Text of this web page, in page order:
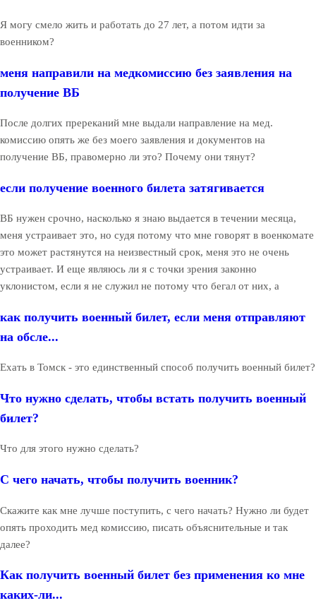
Я могу смело жить и работать до 27 лет, а потом идти за
военником?
меня направили на медкомиссию без заявления на
получение ВБ
После долгих пререканий мне выдали направление на мед.
комиссию опять же без моего заявления и документов на
получение ВБ, правомерно ли это? Почему они тянут?
если получение военного билета затягивается
ВБ нужен срочно, насколько я знаю выдается в течении месяца,
меня устраивает это, но судя потому что мне говорят в военкомате
это может растянутся на неизвестный срок, меня это не очень
устраивает. И еще являюсь ли я с точки зрения законно
уклонистом, если я не служил не потому что бегал от них, а
как получить военный билет, если меня отправляют
на обсле...
Ехать в Томск - это единственный способ получить военный билет?
Что нужно сделать, чтобы встать получить военный
билет?
Что для этого нужно сделать?
С чего начать, чтобы получить военник?
Скажите как мне лучше поступить, с чего начать? Нужно ли будет
опять проходить мед комиссию, писать объяснительные и так
далее?
Как получить военный билет без применения ко мне
каких-ли...